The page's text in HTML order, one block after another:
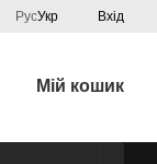
РусУкр Вхід
Мій кошик